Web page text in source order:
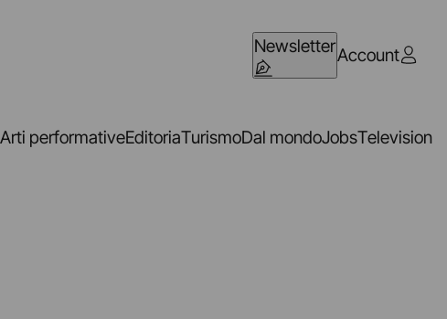
NewsletterAccount
Arti performativeEditoriaTurismoDal mondoJobsTelevision